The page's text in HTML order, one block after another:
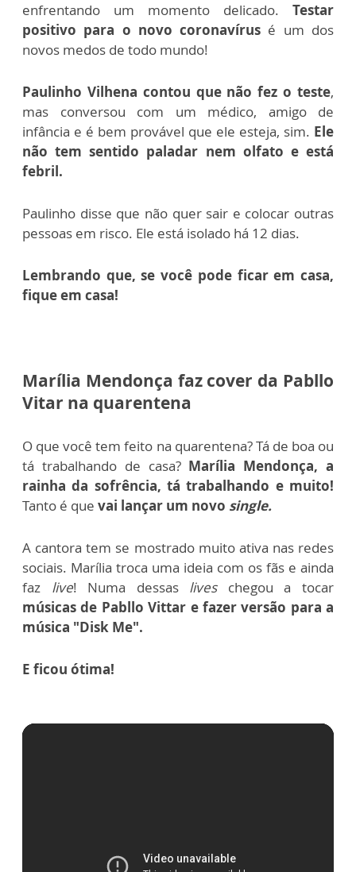
enfrentando um momento delicado. Testar
positivo para o novo coronavírus é um dos
novos medos de todo mundo!
Paulinho Vilhena contou que não fez o teste,
mas conversou com um médico, amigo de
infância e é bem provável que ele esteja, sim. Ele
não tem sentido paladar nem olfato e está
febril.
Paulinho disse que não quer sair e colocar outras
pessoas em risco. Ele está isolado há 12 dias.
Lembrando que, se você pode ficar em casa,
fique em casa!
Marília Mendonça faz cover da Pabllo
Vitar na quarentena
O que você tem feito na quarentena? Tá de boa ou
tá trabalhando de casa? Marília Mendonça, a
rainha da sofrência, tá trabalhando e muito!
Tanto é que vai lançar um novo single.
A cantora tem se mostrado muito ativa nas redes
sociais. Marília troca uma ideia com os fãs e ainda
faz live! Numa dessas lives chegou a tocar
músicas de Pabllo Vittar e fazer versão para a
música "Disk Me".
E ficou ótima!